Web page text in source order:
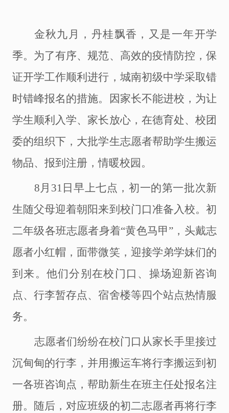
金秋九月，丹桂飘香，又是一年开学
季。为了有序、规范、高效的疫情防控，保
证开学工作顺利进行，城南初级中学采取错
时错峰报名的措施。因家长不能进校，为让
学生顺利入学、家长放心，在德育处、校团
委的组织下，大批学生志愿者帮助学生搬运
物品、报到注册，情暖校园。
8月31日早上七点，初一的第一批次新
生随父母迎着朝阳来到校门口准备入校。初
二年级各班志愿者身着“黄色马甲”，头戴志
愿者小红帽，面带微笑，迎接学弟学妹们的
到来。他们分别在校门口、操场迎新咨询
点、行李暂存点、宿舍楼等四个站点热情服
务。
志愿者们纷纷在校门口从家长手里接过
沉甸甸的行李，并用搬运车将行李搬运到初
一各班咨询点，帮助新生在班主任处报名注
册。随后，对应班级的初二志愿者再将行李